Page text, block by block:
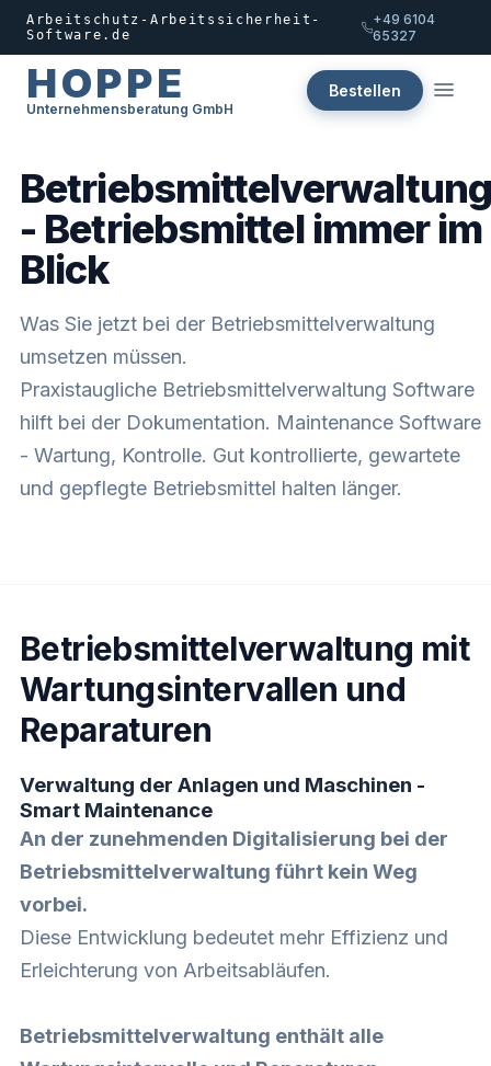
Arbeitschutz-Arbeitssicherheit-
Software.de
+49 6104
65327
HOPPE
Unternehmensberatung GmbH
Bestellen
- Betriebsmittel immer im
Blick
Was Sie jetzt bei der Betriebsmittelverwaltung
umsetzen müssen.
Praxistaugliche Betriebsmittelverwaltung Software
hilft bei der Dokumentation. Maintenance Software
- Wartung, Kontrolle. Gut kontrollierte, gewartete
und gepflegte Betriebsmittel halten länger.
Betriebsmittelverwaltung mit
Wartungsintervallen und
Reparaturen
Verwaltung der Anlagen und Maschinen -
Smart Maintenance
An der zunehmenden Digitalisierung bei der
Betriebsmittelverwaltung führt kein Weg
vorbei.
Diese Entwicklung bedeutet mehr Effizienz und
Erleichterung von Arbeitsabläufen.
Betriebsmittelverwaltung enthält alle